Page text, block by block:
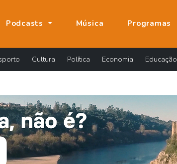
Podcasts Música Programas
Cultura Política Economia Educação